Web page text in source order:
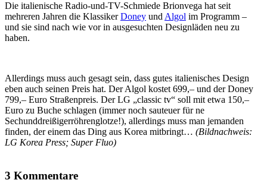
Die italienische Radio-und-TV-Schmiede Brionvega hat seit
mehreren Jahren die KlassikerDoney undAlgol im Programm –
und sie sind nach wie vor in ausgesuchten Designläden neu zu
haben.
Allerdings muss auch gesagt sein, dass gutes italienisches Design
eben auch seinen Preis hat. Der Algol kostet 699,– und der Doney
799,– Euro Straßenpreis. Der LG „classic tv“ soll mit etwa 150,–
Euro zu Buche schlagen (immer noch sauteuer für ne
Sechunddreißigerröhrenglotze!), allerdings muss man jemanden
finden, der einem das Ding aus Korea mitbringt… (Bildnachweis:
LG Korea Press; Super Fluo)
3 Kommentare